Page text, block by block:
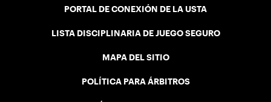
PORTAL DE CONEXIÓN DE LA USTA
LISTA DISCIPLINARIA DE JUEGO SEGURO
MAPA DEL SITIO
POLÍTICA PARA ÁRBITROS